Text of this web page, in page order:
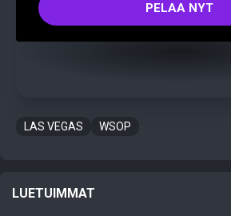
PELAA NYT
LAS VEGAS WSOP
LUETUIMMAT